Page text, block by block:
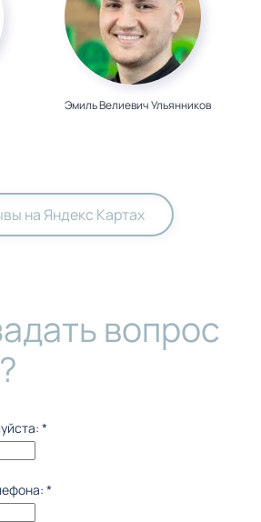
Эмиль Велиевич Ульянников
на Яндекс Картах
вопрос
*
*